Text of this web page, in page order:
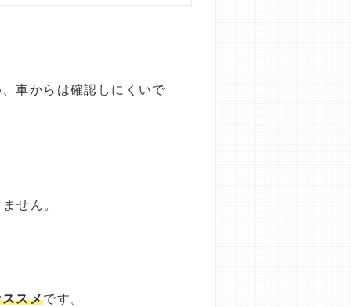
車からは確認しにくいで
せん。
スメです。